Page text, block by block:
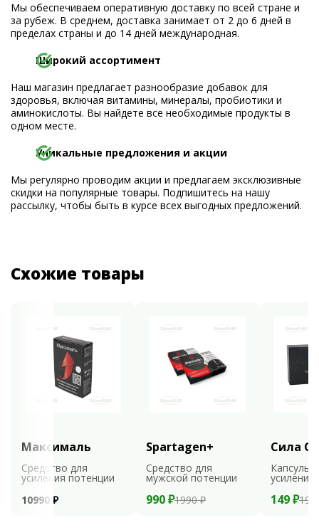
Мы обеспечиваем оперативную доставку по всей стране и
за рубеж. В среднем, доставка занимает от 2 до 6 дней в
пределах страны и до 14 дней международная.
Широкий ассортимент
Наш магазин предлагает разнообразие добавок для
здоровья, включая витамины, минералы, пробиотики и
аминокислоты. Вы найдете все необходимые продукты в
одном месте.
Уникальные предложения и акции
Мы регулярно проводим акции и предлагаем эксклюзивные
скидки на популярные товары. Подпишитесь на нашу
рассылку, чтобы быть в курсе всех выгодных предложений.
Схожие товары
Максималь
Средство для
усиления потенции
10990 ₽
Spartagen+
Средство для
мужской потенции
990 ₽1990 ₽
Сила
Капсулы
усиления
149 ₽